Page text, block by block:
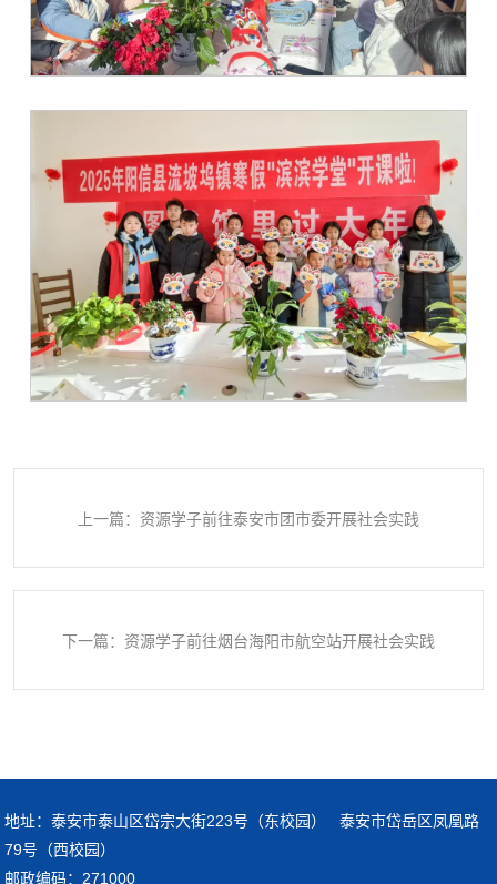
上一篇：资源学子前往泰安市团市委开展社会实践
下一篇：资源学子前往烟台海阳市航空站开展社会实践
地址：泰安市泰山区岱宗大街223号（东校园） 泰安市岱岳区凤凰路
79号（西校园）
邮政编码：271000